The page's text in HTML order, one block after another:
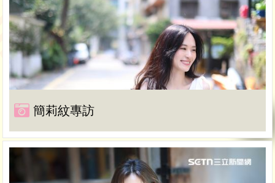
簡莉紋專訪